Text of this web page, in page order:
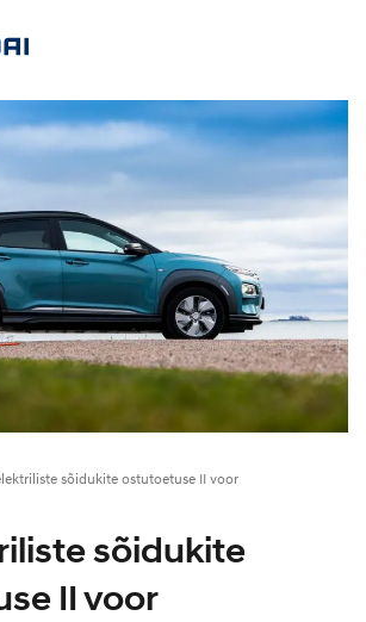
sõidukite ostutoetuse II voor
sõidukite
II voor